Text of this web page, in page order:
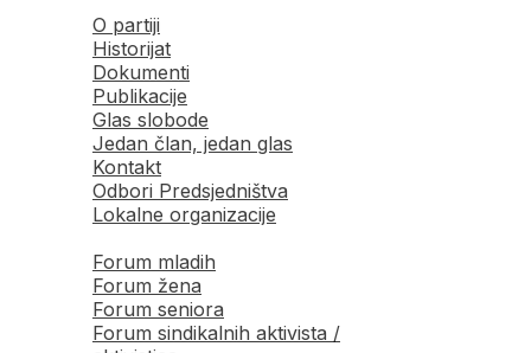
O partiji
Historijat
Dokumenti
Publikacije
Glas slobode
Jedan član, jedan glas
Kontakt
Odbori Predsjedništva
Lokalne organizacije
Forum mladih
Forum žena
Forum seniora
Forum sindikalnih aktivista /